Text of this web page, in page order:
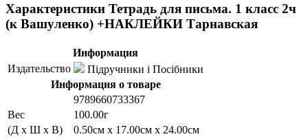
Характеристики Тетрадь для письма. 1 класс 2ч
(к Вашуленко) +НАКЛЕЙКИ Тарнавская
Информация
Издательство
Підручники і Посібники
Информация о товаре
9789660733367
Вес
100.00г
(Д x Ш x В)
0.50см x 17.00см x 24.00см